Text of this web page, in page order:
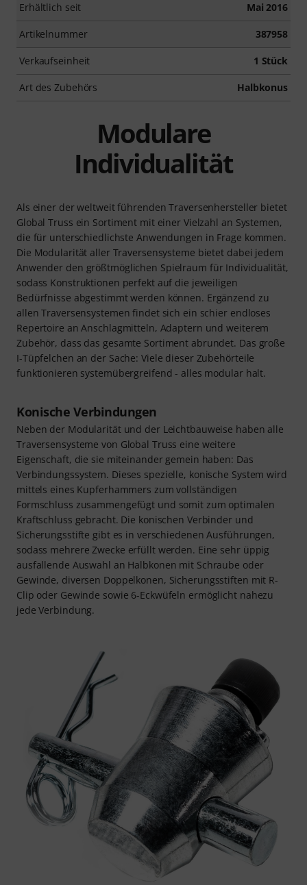
Erhältlich seit Mai 2016
Artikelnummer 387958
Verkaufseinheit 1 Stück
Art des Zubehörs Halbkonus
Modulare
Individualität
Als einer der weltweit führenden Traversenhersteller bietet
Global Truss ein Sortiment mit einer Vielzahl an Systemen,
die für unterschiedlichste Anwendungen in Frage kommen.
Die Modularität aller Traversensysteme bietet dabei jedem
Anwender den größtmöglichen Spielraum für Individualität,
sodass Konstruktionen perfekt auf die jeweiligen
Bedürfnisse abgestimmt werden können. Ergänzend zu
allen Traversensystemen findet sich ein schier endloses
Repertoire an Anschlagmitteln, Adaptern und weiterem
Zubehör, dass das gesamte Sortiment abrundet. Das große
I-Tüpfelchen an der Sache: Viele dieser Zubehörteile
funktionieren systemübergreifend - alles modular halt.
Konische Verbindungen
Neben der Modularität und der Leichtbauweise haben alle
Traversensysteme von Global Truss eine weitere
Eigenschaft, die sie miteinander gemein haben: Das
Verbindungssystem. Dieses spezielle, konische System wird
mittels eines Kupferhammers zum vollständigen
Formschluss zusammengefügt und somit zum optimalen
Kraftschluss gebracht. Die konischen Verbinder und
Sicherungsstifte gibt es in verschiedenen Ausführungen,
sodass mehrere Zwecke erfüllt werden. Eine sehr üppig
ausfallende Auswahl an Halbkonen mit Schraube oder
Gewinde, diversen Doppelkonen, Sicherungsstiften mit R-
Clip oder Gewinde sowie 6-Eckwüfeln ermöglicht nahezu
jede Verbindung.